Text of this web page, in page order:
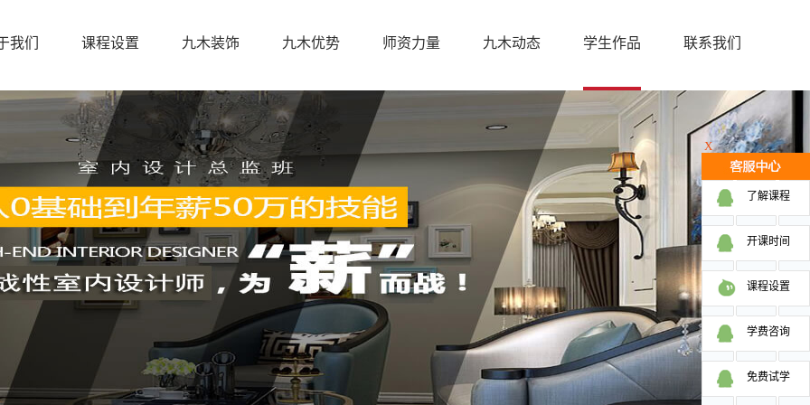
我们 课程设置 九木装饰 九木优势 师资力量 九木动态 学生作品 联系我们
X
了解课程
开课时间
课程设置
学费咨询
免费试学